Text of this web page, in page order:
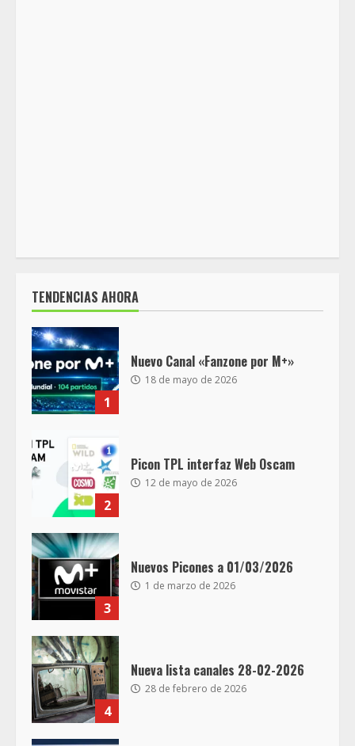
TENDENCIAS AHORA
1
Nuevo Canal «Fanzone por M+»
18 de mayo de 2026
2
Picon TPL interfaz Web Oscam
12 de mayo de 2026
3
Nuevos Picones a 01/03/2026
1 de marzo de 2026
4
Nueva lista canales 28-02-2026
28 de febrero de 2026